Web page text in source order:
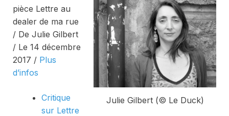
Julie Gilbert (© Le Duck)
pièce Lettre au
dealer de ma rue
/ De Julie Gilbert
/ Le 14 décembre
2017 / Plus
d’infos
Critique
sur Lettre